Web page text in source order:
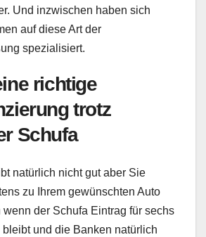
Und inzwischen haben sich
auf diese Art der
spezialisiert.
richtige
trotz
Schufa
natürlich nicht gut aber Sie
zu Ihrem gewünschten Auto
der Schufa Eintrag für sechs
und die Banken natürlich